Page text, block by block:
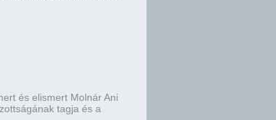
és elismert Molnár Ani
tagja és a